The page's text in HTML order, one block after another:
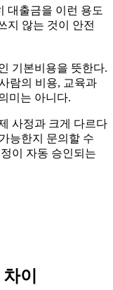
대출금을 이런 용도
지 않는 것이 안전
기본비용을 뜻한다.
람의 비용, 교육과
미는 아니다.
사정과 크게 다르다
능한지 문의할 수
이 자동 승인되는
이